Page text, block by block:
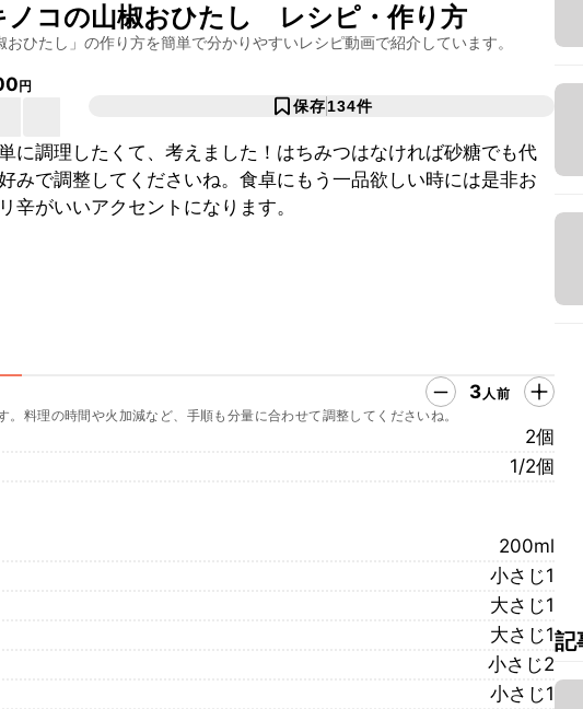
コの山椒おひたし レシピ・作り方
おひたし 」の作り方を簡単で分かりやすいレシピ動画で紹介しています。
円
保存134件
に調理したくて、考えました！はちみつはなければ砂糖でも代
みで調整してくださいね。食卓にもう一品欲しい時には是非お
辛がいいアクセントになります。
3人前
。料理の時間や火加減など、手順も分量に合わせて調整してくださいね。
2個
1/2個
200ml
小さじ1
大さじ1
大さじ1
小さじ2
小さじ1
記